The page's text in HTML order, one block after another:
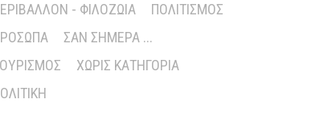
- ΦΙΛΟΖΩΊΑ
ΠΟΛΙΤΙΣΜΌΣ
ΣΑΝ ΣΉΜΕΡΑ ...
ΧΩΡΊΣ ΚΑΤΗΓΟΡΊΑ